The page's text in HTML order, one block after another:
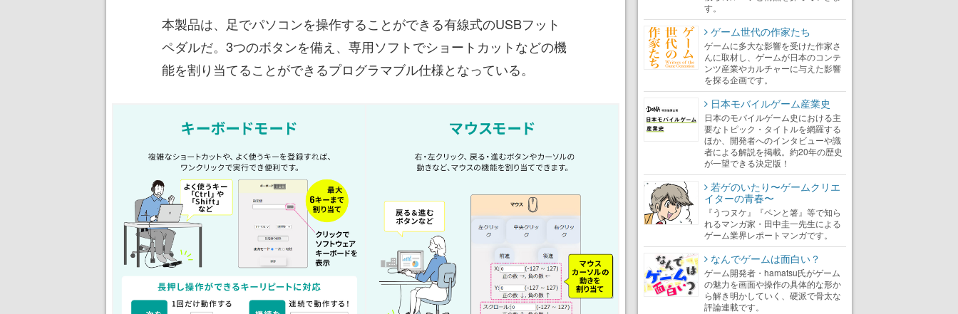
本製品は、足でパソコンを操作することができる有線式のUSBフット
ペダルだ。3つのボタンを備え、専用ソフトでショートカットなどの機
能を割り当てることができるプログラマブル仕様となっている。
す。
ゲーム世代の作家たち
ゲームに多大な影響を受けた作家さ
んに取材し、ゲームが日本のコンテ
ンツ産業やカルチャーに与えた影響
を探る企画です。
日本モバイルゲーム産業史
日本のモバイルゲーム史における主
要なトピック・タイトルを網羅する
ほか、開発者へのインタビューや識
者による解説を掲載。約20年の歴史
が一望できる決定版！
若ゲのいたり〜ゲームクリエ
イターの青春〜
『うつヌケ』『ペンと箸』等で知ら
れるマンガ家・田中圭一先生による
ゲーム業界レポートマンガです。
なんでゲームは面白い？
ゲーム開発者・hamatsu氏がゲーム
の魅力を画面や操作の具体的な形か
ら解き明かしていく、硬派で骨太な
評論連載です。